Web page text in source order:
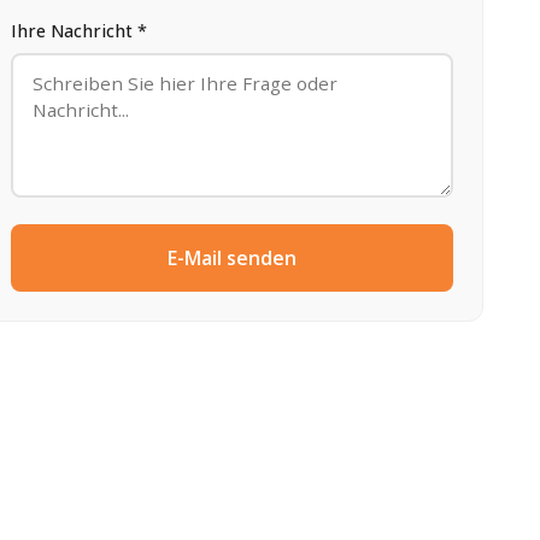
Ihre Nachricht *
E-Mail senden